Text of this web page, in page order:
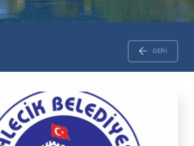
GERI